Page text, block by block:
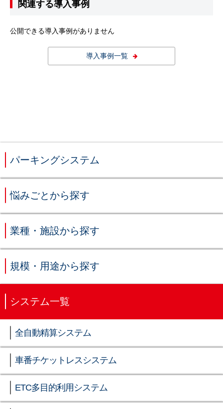
関連する導入事例
公開できる導入事例がありません
導入事例一覧
パーキングシステム
悩みごとから探す
業種・施設から探す
規模・用途から探す
システム一覧
全自動精算システム
車番チケットレスシステム
ETC多目的利用システム